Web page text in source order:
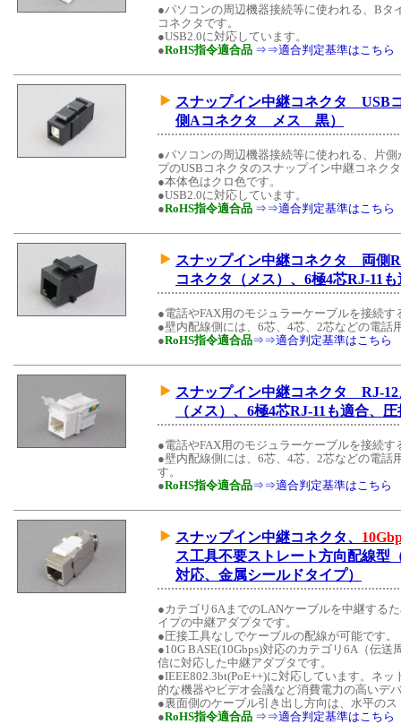
●パソコンの周辺機器接続等に使われる、Bタ
コネクタです。
●USB2.0に対応しています。
●RoHS指令適合品 ⇒⇒適合判定基準はこちら
スナップイン中継コネクタ USB
側Aコネクタ メス 黒）
●パソコンの周辺機器接続等に使われる、片
プのUSBコネクタのスナップイン中継コネク
●本体色はクロ色です。
●USB2.0に対応しています。
●RoHS指令適合品 ⇒⇒適合判定基準はこちら
スナップイン中継コネクタ 両側
コネクタ（メス）、6極4芯RJ-11
●電話やFAX用のモジュラーケーブルを接続
●壁内配線側には、6芯、4芯、2芯などの電話
●RoHS指令適合品⇒⇒適合判定基準はこちら
スナップイン中継コネクタ RJ-
（メス）、6極4芯RJ-11も適合、
●電話やFAX用のモジュラーケーブルを接続
●壁内配線側には、6芯、4芯、2芯などの電話
す。
●RoHS指令適合品⇒⇒適合判定基準はこちら
スナップイン中継コネクタ、
ス工具不要ストレート方向配線
対応、金属シールドタイプ）
●カテゴリ6AまでのLANケーブルを中継する
イプの中継アダプタです。
●圧接工具なしでケーブルの配線が可能です。
●10G BASE(10Gbps)対応のカテゴリ6A（伝
信に対応した中継アダプタです。
●IEEE802.3bt(PoE++)に対応しています。ネ
的な機器やビデオ会議など消費電力の高いデ
●裏面側のケーブル引き出し方向は、水平の
●RoHS指令適合品 ⇒⇒適合判定基準はこちら